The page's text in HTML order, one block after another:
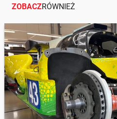
ZOBACZRÓWNIEŻ